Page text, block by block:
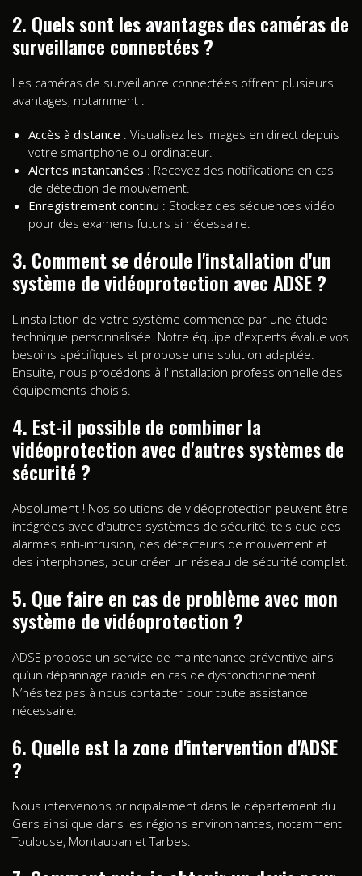
2. Quels sont les avantages des caméras de
surveillance connectées ?
Les caméras de surveillance connectées offrent plusieurs
avantages, notamment :
Accès à distance : Visualisez les images en direct depuis
votre smartphone ou ordinateur.
Alertes instantanées : Recevez des notifications en cas
de détection de mouvement.
Enregistrement continu : Stockez des séquences vidéo
pour des examens futurs si nécessaire.
3. Comment se déroule l'installation d'un
système de vidéoprotection avec ADSE ?
L'installation de votre système commence par une étude
technique personnalisée. Notre équipe d'experts évalue vos
besoins spécifiques et propose une solution adaptée.
Ensuite, nous procédons à l'installation professionnelle des
équipements choisis.
4. Est-il possible de combiner la
vidéoprotection avec d'autres systèmes de
sécurité ?
Absolument ! Nos solutions de vidéoprotection peuvent être
intégrées avec d'autres systèmes de sécurité, tels que des
alarmes anti-intrusion, des détecteurs de mouvement et
des interphones, pour créer un réseau de sécurité complet.
5. Que faire en cas de problème avec mon
système de vidéoprotection ?
ADSE propose un service de maintenance préventive ainsi
qu’un dépannage rapide en cas de dysfonctionnement.
N’hésitez pas à nous contacter pour toute assistance
nécessaire.
6. Quelle est la zone d'intervention d'ADSE
?
Nous intervenons principalement dans le département du
Gers ainsi que dans les régions environnantes, notamment
Toulouse, Montauban et Tarbes.